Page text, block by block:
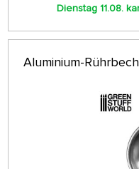
Dienstag 11.08.
Aluminium-